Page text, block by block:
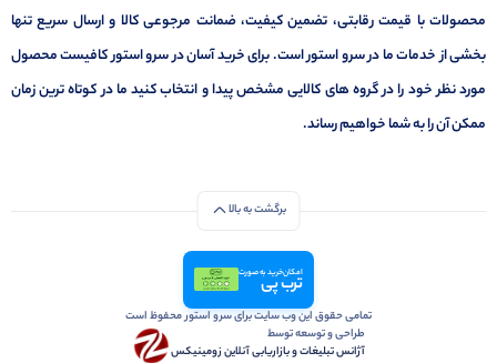
محصولات با قیمت رقابتی، تضمین کیفیت، ضمانت مرجوعی کالا و ارسال سریع تنها
بخشی از خدمات ما در سرو استور است. برای خرید آسان در سرو استور کافیست محصول
مورد نظر خود را در گروه های کالایی مشخص پیدا و انتخاب کنید ما در کوتاه ترین زمان
ممکن آن را به شما خواهیم رساند.
برگشت به بالا
امکان خرید به صورت
ترب پی
تمامی حقوق این وب سایت برای سرو استور محفوظ است
طراحی و توسعه توسط
آژانس تبلیغات و بازاریابی آنلاین زومینیکس